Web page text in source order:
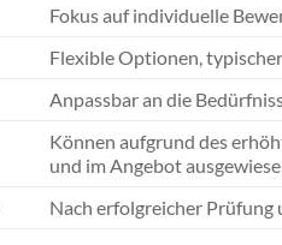
Fokus auf individuelle
Flexible Optionen,
Anpassbar an die
Können aufgrund des
und im Angebot
Nach erfolgreicher Prüfung